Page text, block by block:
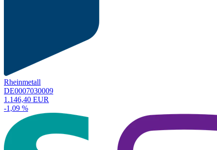
Rheinmetall
DE0007030009
1.146,40 EUR
-1,09 %